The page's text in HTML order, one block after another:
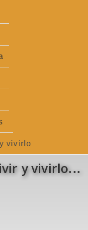
vivirlo
y vivirlo...